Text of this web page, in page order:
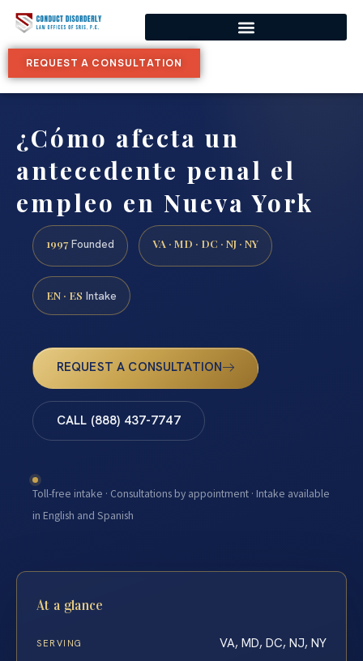
REQUEST A CONSULTATION
¿Cómo afecta un
antecedente penal el
empleo en Nueva York
1997 Founded VA · MD · DC · NJ · NY
EN · ES Intake
REQUEST A CONSULTATION
CALL (888) 437-7747
Toll-free intake · Consultations by appointment · Intake available
in English and Spanish
At a glance
SERVING VA, MD, DC, NJ, NY